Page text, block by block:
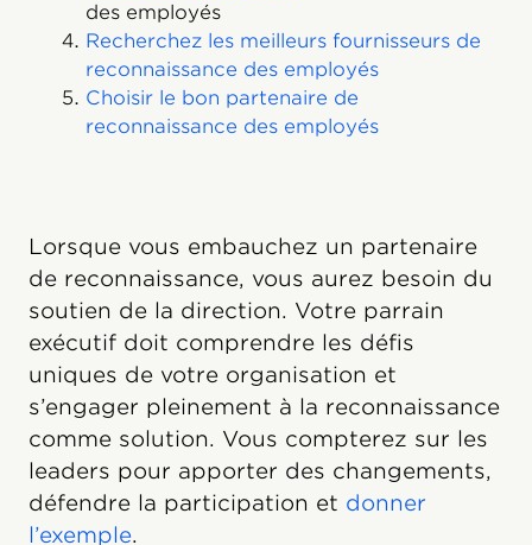
des employés
Recherchez les meilleurs fournisseurs de
reconnaissance des employés
Choisir le bon partenaire de
reconnaissance des employés
Lorsque vous embauchez un partenaire
de reconnaissance, vous aurez besoin du
soutien de la direction. Votre parrain
exécutif doit comprendre les défis
uniques de votre organisation et
s’engager pleinement à la reconnaissance
comme solution. Vous compterez sur les
leaders pour apporter des changements,
défendre la participation et donner
l’exemple.